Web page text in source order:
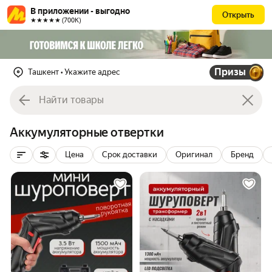
В приложении - выгодно
★★★★★ (700К)
Открыть
Ташкент • Укажите адрес Призы
Аккумуляторные отвертки
Цена Срок доставки Оригинал Бренд